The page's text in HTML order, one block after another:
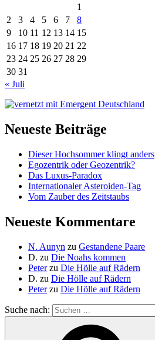
1
2
3 4 5 6 7
8
9
10 11 12 13 14 15
16 17 18 19 20 21 22
23 24 25 26 27 28 29
30 31
« Juli
Neueste Beiträge
Dieser Hochsommer klingt anders
Egozentrik oder Geozentrik?
Das Luxus-Paradox
Internationaler Asteroiden-Tag
Vom Zauber des Zeitstaubs
Neueste Kommentare
N. Aunyn zu Gestandene Paare
D. zu Die Noahs kommen
Peterzu Die Hölle auf Rädern
D. zu Die Hölle auf Rädern
Peterzu Die Hölle auf Rädern
Suche nach: